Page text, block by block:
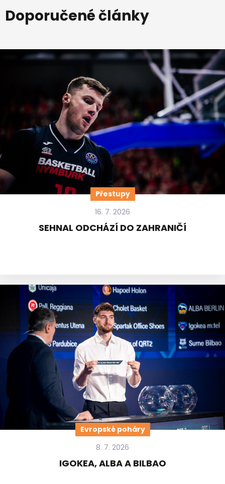
Doporučené články
Přestupy
16. 7. 2026
SEHNAL ODCHÁZÍ DO ZAHRANIČÍ
Evropské poháry
8. 7. 2026
IGOKEA, ALBA A BILBAO